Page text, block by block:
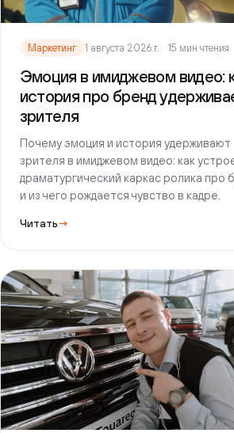
зрителя
зрителя в имиджевом видео: как устроен
драматургический каркас ролика про бренд
и из чего рождается чувство в кадре.
Читать→
Маркетинг 1 августа 2026 г. 16 мин чтения
Рекламный ролик для розницы: от
идеи до версий под ТВ и digital
Как делают рекламный ролик для розницы:
одна сильная идея, версии под ТВ, digital и